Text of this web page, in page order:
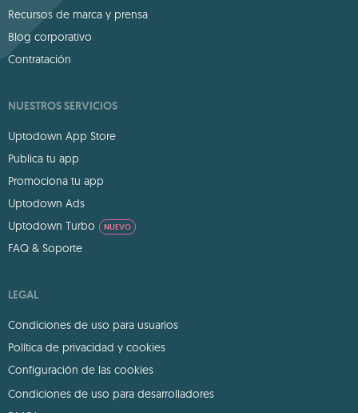
Recursos de marca y prensa
Blog corporativo
Contratación
NUESTROS SERVICIOS
Uptodown App Store
Publica tu app
Promociona tu app
Uptodown Ads
Uptodown Turbo
NUEVO
FAQ & Soporte
LEGAL
Condiciones de uso para usuarios
Política de privacidad y cookies
Configuración de las cookies
Condiciones de uso para desarrolladores